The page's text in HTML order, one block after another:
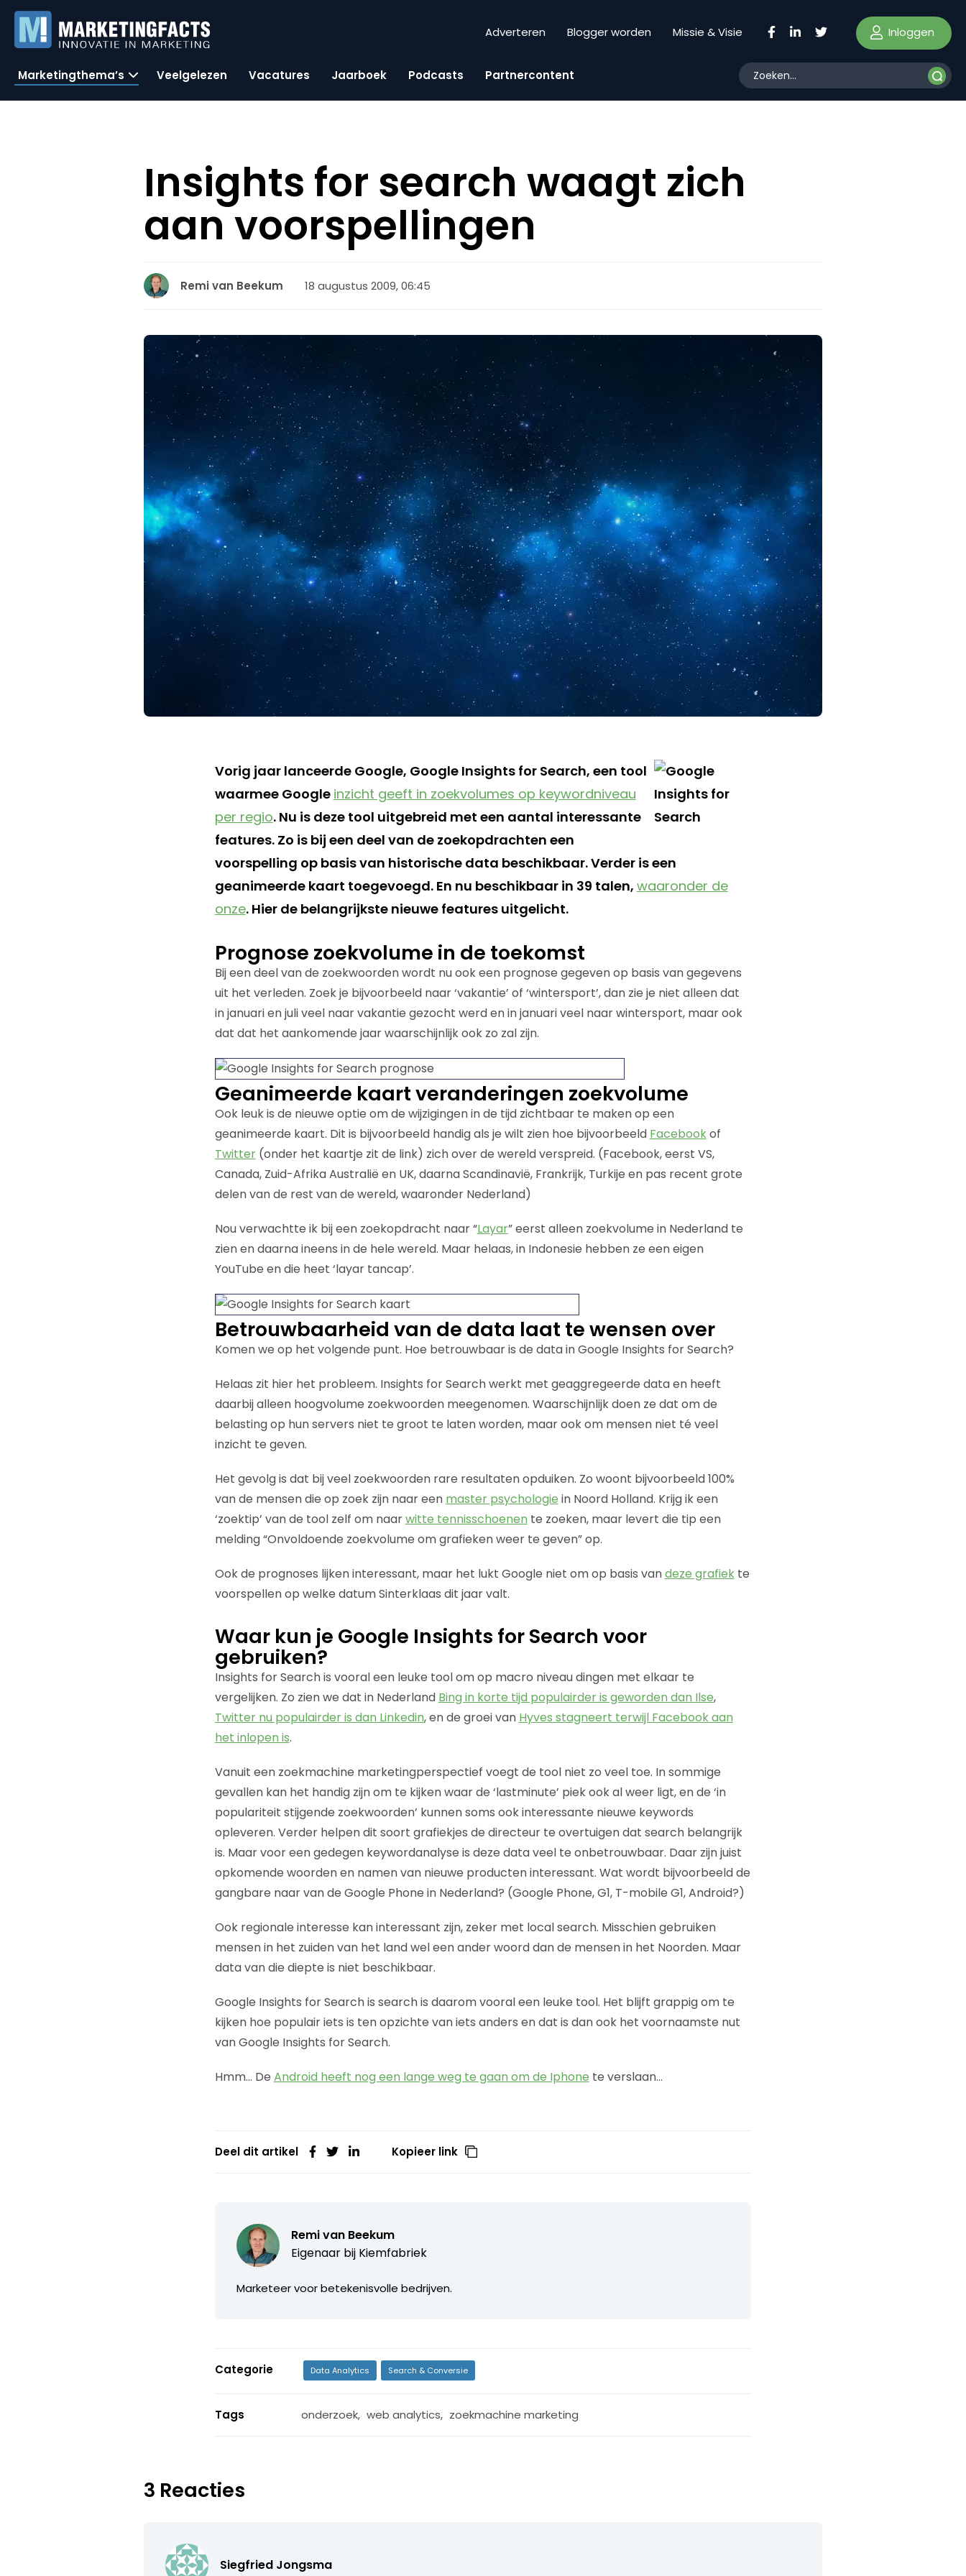
Adverteren Blogger worden Missie & Visie Inloggen
Marketingthema’s Veelgelezen Vacatures Jaarboek Podcasts Partnercontent
Insights for search waagt zich
aan voorspellingen
Remi van Beekum 18 augustus 2009, 06:45
Vorig jaar lanceerde Google, Google Insights for Search, een tool
waarmee Google inzicht geeft in zoekvolumes op keywordniveau
per regio. Nu is deze tool uitgebreid met een aantal interessante
features. Zo is bij een deel van de zoekopdrachten een
voorspelling op basis van historische data beschikbaar. Verder is een
geanimeerde kaart toegevoegd. En nu beschikbaar in 39 talen, waaronder de
onze. Hier de belangrijkste nieuwe features uitgelicht.
Prognose zoekvolume in de toekomst
Bij een deel van de zoekwoorden wordt nu ook een prognose gegeven op basis van gegevens
uit het verleden. Zoek je bijvoorbeeld naar ‘vakantie’ of ‘wintersport’, dan zie je niet alleen dat
in januari en juli veel naar vakantie gezocht werd en in januari veel naar wintersport, maar ook
dat dat het aankomende jaar waarschijnlijk ook zo zal zijn.
Geanimeerde kaart veranderingen zoekvolume
Ook leuk is de nieuwe optie om de wijzigingen in de tijd zichtbaar te maken op een
geanimeerde kaart. Dit is bijvoorbeeld handig als je wilt zien hoe bijvoorbeeld Facebookof
Twitter(onder het kaartje zit de link) zich over de wereld verspreid. (Facebook, eerst VS,
Canada, Zuid-Afrika Australië en UK, daarna Scandinavië, Frankrijk, Turkije en pas recent grote
delen van de rest van de wereld, waaronder Nederland)
Nou verwachtte ik bij een zoekopdracht naar “Layar” eerst alleen zoekvolume in Nederland te
zien en daarna ineens in de hele wereld. Maar helaas, in Indonesie hebben ze een eigen
YouTube en die heet ‘layar tancap’.
Betrouwbaarheid van de data laat te wensen over
Komen we op het volgende punt. Hoe betrouwbaar is de data in Google Insights for Search?
Helaas zit hier het probleem. Insights for Search werkt met geaggregeerde data en heeft
daarbij alleen hoogvolume zoekwoorden meegenomen. Waarschijnlijk doen ze dat om de
belasting op hun servers niet te groot te laten worden, maar ook om mensen niet té veel
inzicht te geven.
Het gevolg is dat bij veel zoekwoorden rare resultaten opduiken. Zo woont bijvoorbeeld 100%
van de mensen die op zoek zijn naar een master psychologie in Noord Holland. Krijg ik een
‘zoektip’ van de tool zelf om naarwitte tennisschoenen te zoeken, maar levert die tip een
melding “Onvoldoende zoekvolume om grafieken weer te geven” op.
Ook de prognoses lijken interessant, maar het lukt Google niet om op basis vandeze grafiekte
voorspellen op welke datum Sinterklaas dit jaar valt.
Waar kun je Google Insights for Search voor
gebruiken?
Insights for Search is vooral een leuke tool om op macro niveau dingen met elkaar te
vergelijken. Zo zien we dat in Nederland Bing in korte tijd populairder is geworden dan Ilse,
Twitter nu populairder is dan Linkedin, en de groei van Hyves stagneert terwijl Facebook aan
het inlopen is.
Vanuit een zoekmachine marketingperspectief voegt de tool niet zo veel toe. In sommige
gevallen kan het handig zijn om te kijken waar de ‘lastminute’ piek ook al weer ligt, en de ‘in
populariteit stijgende zoekwoorden’ kunnen soms ook interessante nieuwe keywords
opleveren. Verder helpen dit soort grafiekjes de directeur te overtuigen dat search belangrijk
is. Maar voor een gedegen keywordanalyse is deze data veel te onbetrouwbaar. Daar zijn juist
opkomende woorden en namen van nieuwe producten interessant. Wat wordt bijvoorbeeld de
gangbare naar van de Google Phone in Nederland? (Google Phone, G1, T-mobile G1, Android?)
Ook regionale interesse kan interessant zijn, zeker met local search. Misschien gebruiken
mensen in het zuiden van het land wel een ander woord dan de mensen in het Noorden. Maar
data van die diepte is niet beschikbaar.
Google Insights for Search is search is daarom vooral een leuke tool. Het blijft grappig om te
kijken hoe populair iets is ten opzichte van iets anders en dat is dan ook het voornaamste nut
van Google Insights for Search.
Hmm… De Android heeft nog een lange weg te gaan om de Iphone te verslaan…
Deel dit artikel Kopieer link
Remi van Beekum
Eigenaar bij Kiemfabriek
Marketeer voor betekenisvolle bedrijven.
Categorie Data Analytics Search & Conversie
Tags onderzoek, web analytics, zoekmachine marketing
3 Reacties
Siegfried Jongsma